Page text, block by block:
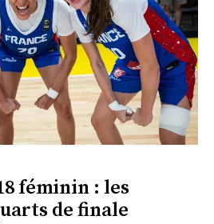
féminin : les
de finale